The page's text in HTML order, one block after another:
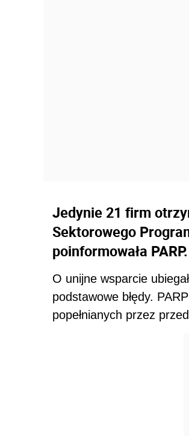
Jedynie 21 firm
Sektorowego
poinformowała PARP.
O unijne wsparcie
podstawowe błędy.
popełnianych przez